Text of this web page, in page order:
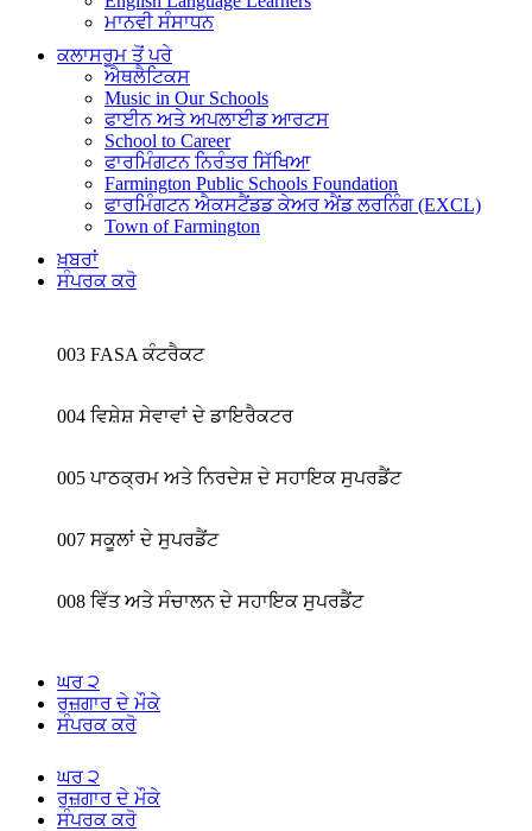
ਮਾਨਵੀ ਸੰਸਾਧਨ
ਕਲਾਸਰੂਮ ਤੋਂ ਪਰੇ
ਐਥਲੈਟਿਕਸ
Music in Our Schools
ਫਾਈਨ ਅਤੇ ਅਪਲਾਈਡ ਆਰਟਸ
School to Career
ਫਾਰਮਿੰਗਟਨ ਨਿਰੰਤਰ ਸਿੱਖਿਆ
Farmington Public Schools Foundation
ਫਾਰਮਿੰਗਟਨ ਐਕਸਟੈਂਡਡ ਕੇਅਰ ਐਂਡ ਲਰਨਿੰਗ (EXCL)
Town of Farmington
ਖ਼ਬਰਾਂ
ਸੰਪਰਕ ਕਰੋ
003 FASA ਕੰਟਰੈਕਟ
004 ਵਿਸ਼ੇਸ਼ ਸੇਵਾਵਾਂ ਦੇ ਡਾਇਰੈਕਟਰ
005 ਪਾਠਕ੍ਰਮ ਅਤੇ ਨਿਰਦੇਸ਼ ਦੇ ਸਹਾਇਕ ਸੁਪਰਡੈਂਟ
007 ਸਕੂਲਾਂ ਦੇ ਸੁਪਰਡੈਂਟ
008 ਵਿੱਤ ਅਤੇ ਸੰਚਾਲਨ ਦੇ ਸਹਾਇਕ ਸੁਪਰਡੈਂਟ
ਘਰ ੨
ਰੁਜ਼ਗਾਰ ਦੇ ਮੌਕੇ
ਸੰਪਰਕ ਕਰੋ
ਘਰ ੨
ਰੁਜ਼ਗਾਰ ਦੇ ਮੌਕੇ
ਸੰਪਰਕ ਕਰੋ